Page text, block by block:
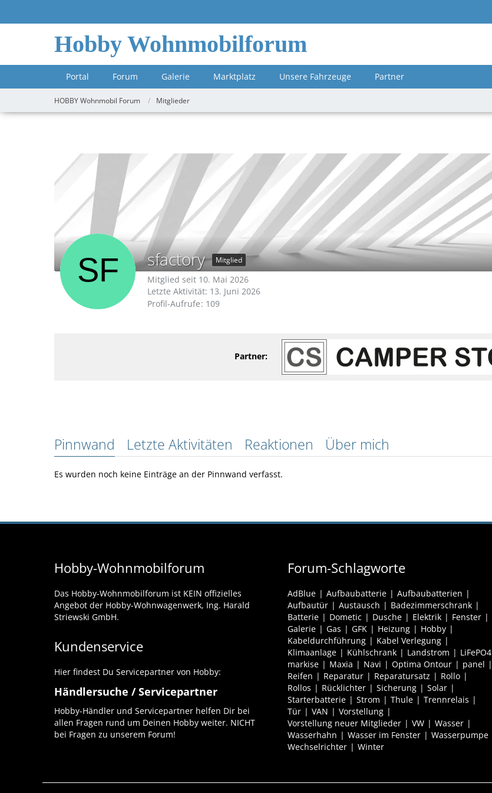
Hobby Wohnmobilforum
Portal Forum Galerie Marktplatz Unsere Fahrzeuge Partner
HOBBY Wohnmobil Forum Mitglieder
sfactory Mitglied
Mitglied seit 10. Mai 2026
Letzte Aktivität: 13. Juni 2026
Profil-Aufrufe 109
Partner:
Pinnwand Letzte Aktivitäten Reaktionen Über mich
Es wurden noch keine Einträge an der Pinnwand verfasst.
Hobby-Wohnmobilforum
Das Hobby-Wohnmobilforum ist KEIN offizielles
Angebot der Hobby-Wohnwagenwerk, Ing. Harald
Striewski GmbH.
Kundenservice
Hier findest Du Servicepartner von Hobby:
Händlersuche / Servicepartner
Hobby-Händler und Servicepartner helfen Dir bei
allen Fragen rund um Deinen Hobby weiter. NICHT
bei Fragen zu unserem Forum!
Forum-Schlagworte
AdBlue Aufbaubatterie
Aufbaubatterien
Aufbautür
Austausch
Badezimmerschrank
Batterie
Dometic Dusche Elektrik
Fenster
Galerie
Gas GFK Heizung
Hobby
Kabeldurchführung
Kabel Verlegung
Klimaanlage
Kühlschrank Landstrom
LiFePO4
markise
Maxia Navi Optima Ontour
panel
Reifen
Reparatur Reparatursatz
Rollo
Rollos
Rücklichter Sicherung
Solar
Starterbatterie
Strom Thule
Trennrelais
Tür
VAN
Vorstellung
Vorstellung neuer Mitglieder
VW
Wasser
Wasserhahn
Wasser im Fenster
Wasserpumpe
Wechselrichter
Winter